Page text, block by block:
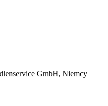
GmbH, Niemcy